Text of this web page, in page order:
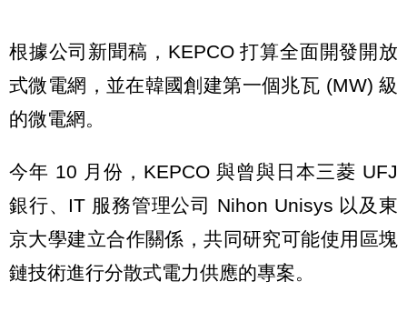
根據公司新聞稿，KEPCO 打算全面開發開放
式微電網，並在韓國創建第一個兆瓦 (MW) 級
的微電網。
今年 10 月份，KEPCO 與曾與日本三菱 UFJ
銀行、IT 服務管理公司 Nihon Unisys 以及東
京大學建立合作關係，共同研究可能使用區塊
鏈技術進行分散式電力供應的專案。